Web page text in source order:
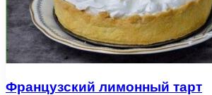
Французский лимонный тарт